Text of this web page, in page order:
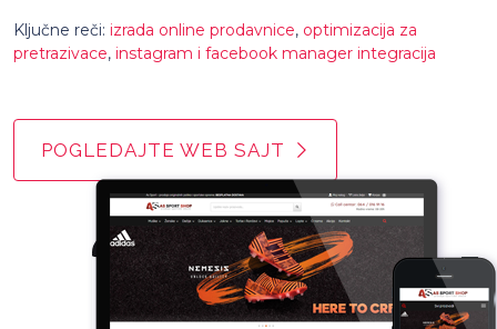
Ključne reči: izrada online prodavnice, optimizacija za
pretrazivace, instagram i facebook manager integracija
POGLEDAJTE WEB SAJT